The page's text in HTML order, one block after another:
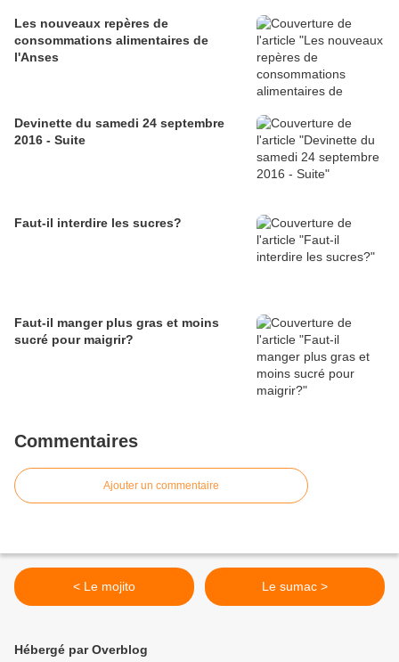
Les nouveaux repères de
consommations alimentaires de
l'Anses
Devinette du samedi 24 septembre
2016 - Suite
Faut-il interdire les sucres?
Faut-il manger plus gras et moins
sucré pour maigrir?
Commentaires
Ajouter un commentaire
< Le mojito Le sumac >
Hébergé par Overblog